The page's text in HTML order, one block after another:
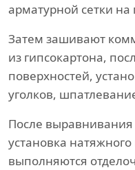
арматурной сетки на
Затем зашивают
из гипсокартона,
поверхностей,
уголков,
После выравнивания
установка
выполняются